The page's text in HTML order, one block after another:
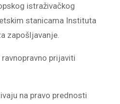
istraživačkog
stanicama Instituta
zapošljavanje.
prijaviti
na pravo prednosti